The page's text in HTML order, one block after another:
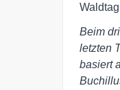
Beim
letzten
basiert